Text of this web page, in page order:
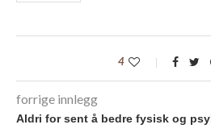
4
forrige innlegg
Aldri for sent å bedre fysisk og